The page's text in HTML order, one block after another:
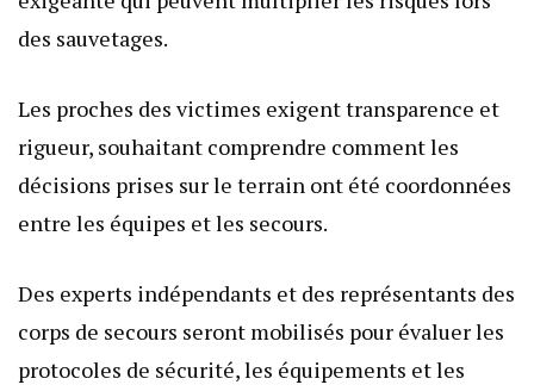
des sauvetages.
Les proches des victimes exigent transparence et
rigueur, souhaitant comprendre comment les
décisions prises sur le terrain ont été coordonnées
entre les équipes et les secours.
Des experts indépendants et des représentants des
corps de secours seront mobilisés pour évaluer les
protocoles de sécurité, les équipements et les